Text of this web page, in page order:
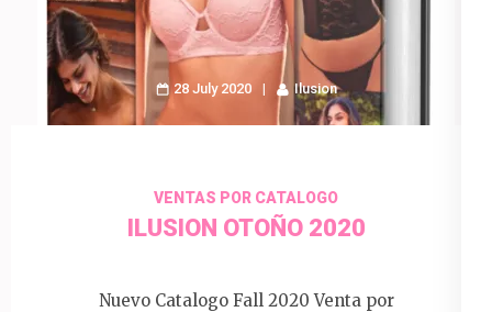
28 July 2020 Ilusion
VENTAS POR CATALOGO
ILUSION OTOÑO 2020
Nuevo Catalogo Fall 2020 Venta por